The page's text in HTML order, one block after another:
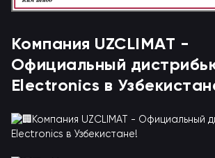
Компания UZCLIMAT -
Официальный
Electronics в
Компания UZCLIMAT - Официальный
Electronics в Узбекистане!